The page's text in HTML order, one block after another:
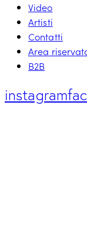
Video
Artisti
Contatti
Area
B2B
instagram